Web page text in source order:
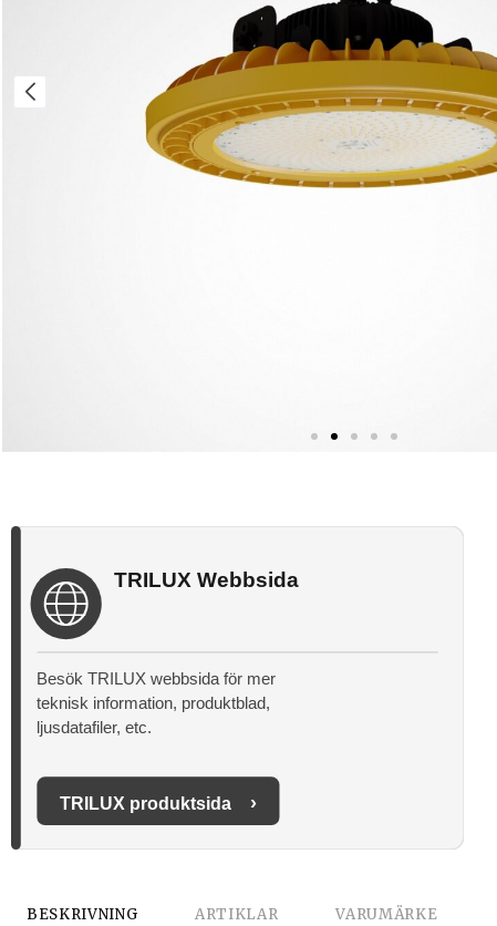
TRILUX Webbsida
Besök TRILUX webbsida för mer
teknisk information, produktblad,
ljusdatafiler, etc.
›
TRILUX produktsida
BESKRIVNING ARTIKLAR VARUMÄRKE